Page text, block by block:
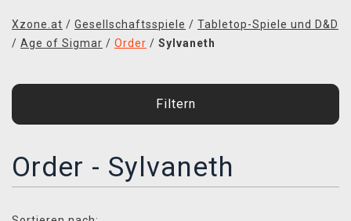
BÜCHER & COMICS
VERSAND
XZONE CLUB
Xzone.at / Gesellschaftsspiele / Tabletop-Spiele und D&D
/ Age of Sigmar / Order / Sylvaneth
Filtern
Order - Sylvaneth